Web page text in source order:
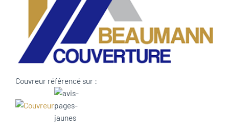
Couvreur référencé sur :